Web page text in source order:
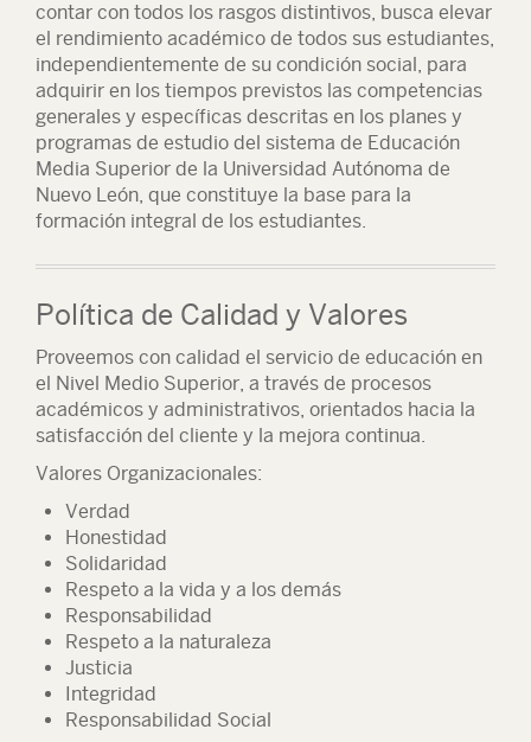
contar con todos los rasgos distintivos, busca elevar
el rendimiento académico de todos sus estudiantes,
independientemente de su condición social, para
adquirir en los tiempos previstos las competencias
generales y específicas descritas en los planes y
programas de estudio del sistema de Educación
Media Superior de la Universidad Autónoma de
Nuevo León, que constituye la base para la
formación integral de los estudiantes.
Política de Calidad y Valores
Proveemos con calidad el servicio de educación en
el Nivel Medio Superior, a través de procesos
académicos y administrativos, orientados hacia la
satisfacción del cliente y la mejora continua.
Valores Organizacionales:
Verdad
Honestidad
Solidaridad
Respeto a la vida y a los demás
Responsabilidad
Respeto a la naturaleza
Justicia
Integridad
Responsabilidad Social